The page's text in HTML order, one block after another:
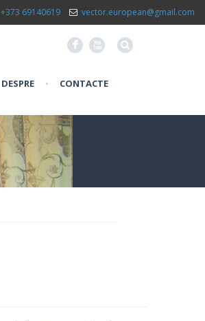
+373 69140619 vector.european@gmail.com
F X
DESPRE • CONTACTE